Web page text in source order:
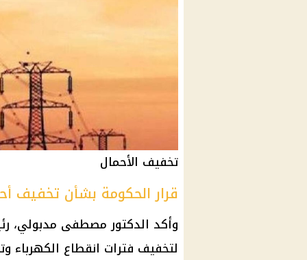
تخفيف الأحمال
قرار الحكومة بشأن تخفيف
وأكد الدكتور مصطفى مدبولي،
لتخفيف فترات انقطاع الكهرباء